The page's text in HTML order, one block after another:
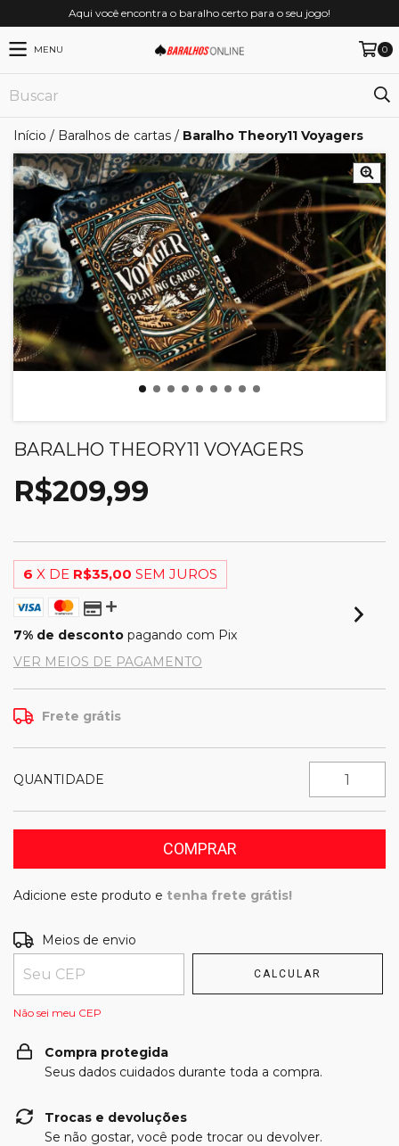
Aqui você encontra o baralho certo para o seu jogo!
MENU 0
Início / Baralhos de cartas / Baralho Theory11 Voyagers
BARALHO THEORY11 VOYAGERS
R$209,99
6 X DE R$35,00 SEM JUROS
7% de desconto pagando com Pix
VER MEIOS DE PAGAMENTO
Frete grátis
QUANTIDADE
Adicione este produto e tenha frete grátis!
Entregas para o CEP:
Meios de envio
CALCULAR
Não sei meu CEP
Compra protegida
Seus dados cuidados durante toda a compra.
Trocas e devoluções
Se não gostar, você pode trocar ou devolver.